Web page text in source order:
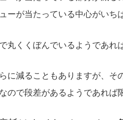
ーが当たっている中心がいち
丸くくぼんでいるようであれ
に減ることもありますが、そ
ので段差があるようであれば